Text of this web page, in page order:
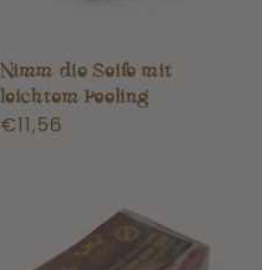
Nimm die Seife mit
leichtem Peeling
Normaler
€11,56